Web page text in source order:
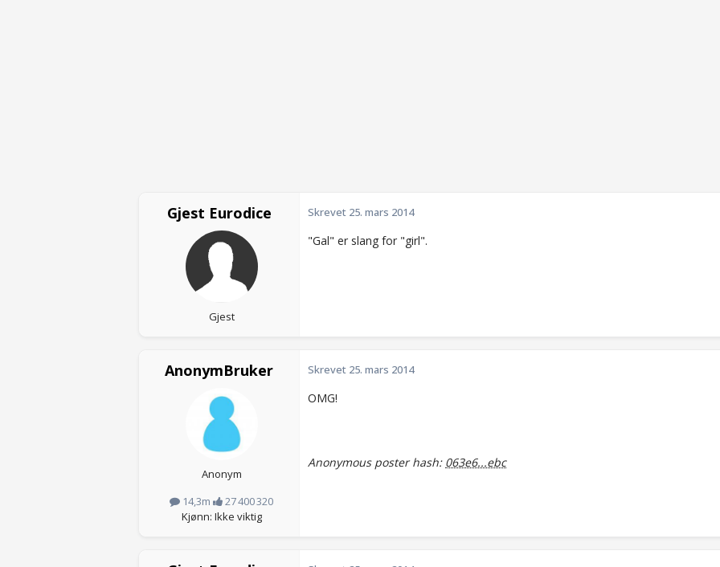
Gjest Eurodice
Gjest
Skrevet 25. mars 2014
"Gal" er slang for "girl".
AnonymBruker
Anonym
14,3m
27 400 320
Kjønn: Ikke viktig
Skrevet 25. mars 2014
OMG!
Anonymous poster hash: 063e6...ebc